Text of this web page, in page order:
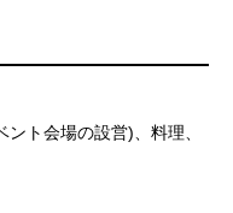
ト会場の設営)、料理、